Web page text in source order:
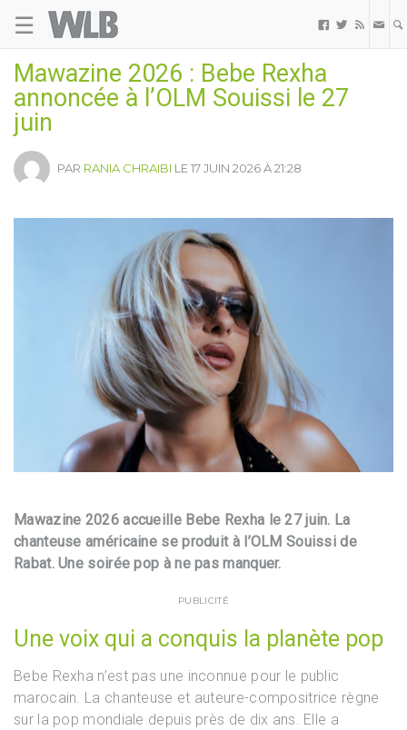
☰   
Mawazine 2026 : Bebe Rexha
annoncée à l’OLM Souissi le 27
juin
PAR RANIA CHRAIBI LE 17 JUIN 2026 À 21:28
Mawazine 2026 accueille Bebe Rexha le 27 juin. La
chanteuse américaine se produit à l’OLM Souissi de
Rabat. Une soirée pop à ne pas manquer.
PUBLICITÉ
Une voix qui a conquis la planète pop
Bebe Rexha n’est pas une inconnue pour le public
marocain. La chanteuse et auteure-compositrice règne
sur la pop mondiale depuis près de dix ans. Elle a